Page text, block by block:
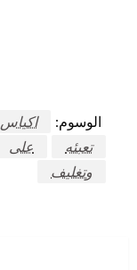
الوسوم: اكياس
تعبئه
على
وتغليف